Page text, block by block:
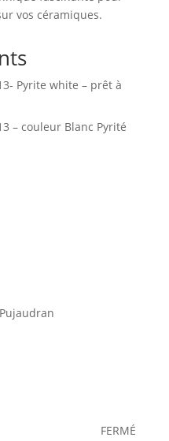
vos céramiques.
Pyrite white – prêt à
– couleur Blanc Pyrité
FERMÉ